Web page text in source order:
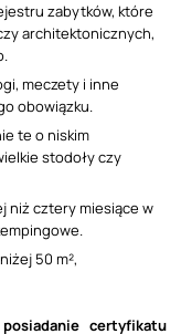
zabytków, które
architektonicznych,
meczety i inne
obowiązku.
te o niskim
stodoły czy
niż cztery miesiące w
50 m²,
certyfikatu